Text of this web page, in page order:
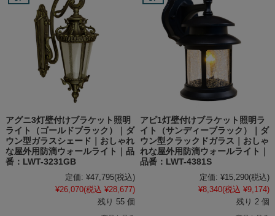
アグニ3灯壁付けブラケット照明
ライト（ゴールドブラック）｜ダ
ウン型ガラスシェード｜おしゃれ
な屋外用防滴ウォールライト｜品
番：LWT-3231GB
定価: ¥47,795(税込)
¥26,070(税込 ¥28,677)
残り 55 個
アピ1灯壁付けブラケット照明ラ
イト（サンディーブラック）｜ダ
ウン型クラックドガラス｜おしゃ
れな屋外用防滴ウォールライト｜
品番：LWT-4381S
定価: ¥15,290(税込)
¥8,340(税込 ¥9,174)
残り 2 個